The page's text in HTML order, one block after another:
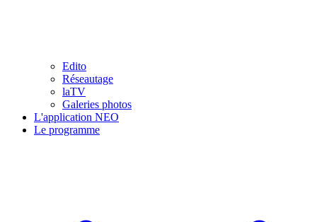
Edito
Réseautage
laTV
Galeries photos
L'application NEO
Le programme